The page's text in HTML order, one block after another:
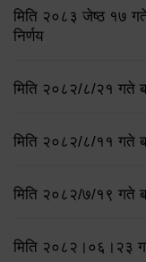
मिति २०८३ जेष्ठ १७
निर्णय
मिति २०८२/८/२१ गते
मिति २०८२/८/११ गते
मिति २०८२/७/१९ गते
मिति २०८२।०६।२३